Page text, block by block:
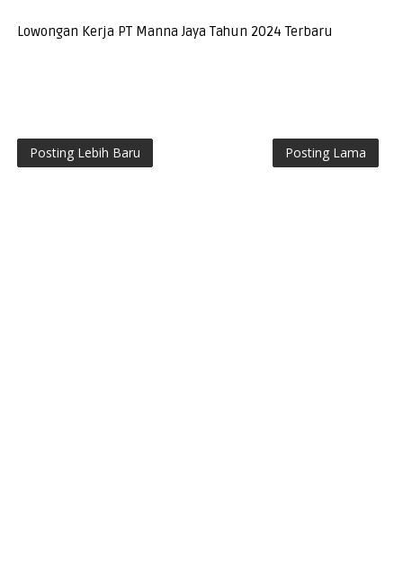
Lowongan Kerja PT Manna Jaya Tahun 2024 Terbaru
Posting Lebih Baru Posting Lama